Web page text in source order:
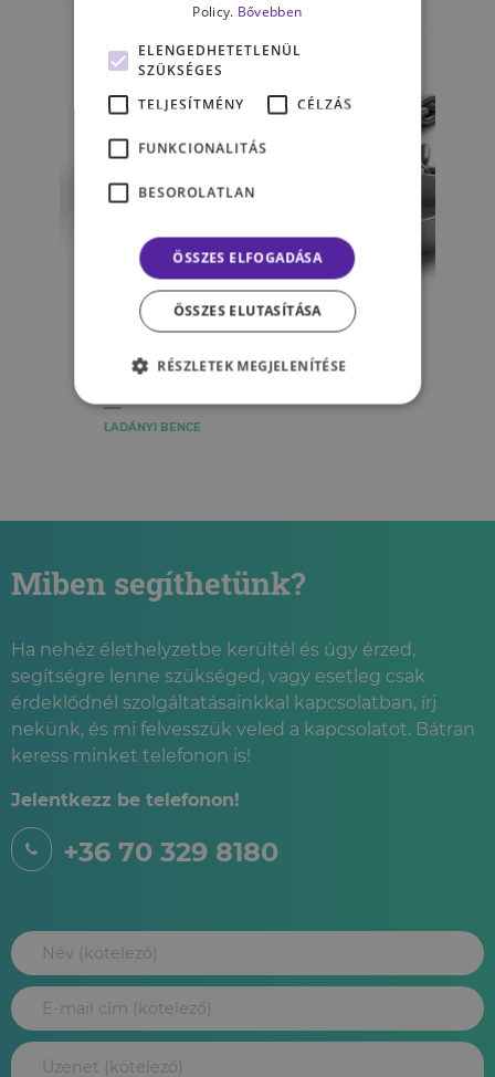
KAPCSOLATAINK
Az érem másik oldala –
munkájába
LADÁNYI BENCE
Miben segíthetünk?
Ha nehéz élethelyzetbe kerültél és úgy érzed,
segítségre lenne szükséged, vagy esetleg csak
érdeklődnél szolgáltatásainkkal kapcsolatban, írj
nekünk, és mi felvesszük veled a kapcsolatot. Bátran
keress minket telefonon is!
Jelentkezz be telefonon!
+36 70 329 8180
Policy. Bővebben
ELENGEDHETETLENÜL
SZÜKSÉGES
TELJESÍTMÉNY
CÉLZÁS
FUNKCIONALITÁS
BESOROLATLAN
ÖSSZES ELFOGADÁSA
ÖSSZES ELUTASÍTÁSA
RÉSZLETEK MEGJELENÍTÉSE